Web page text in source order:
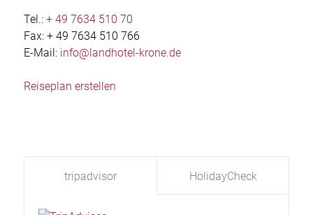
Tel.: + 49 7634 510 70
Fax: + 49 7634 510 766
E-Mail: info@landhotel-krone.de
Reiseplan erstellen
tripadvisor HolidayCheck